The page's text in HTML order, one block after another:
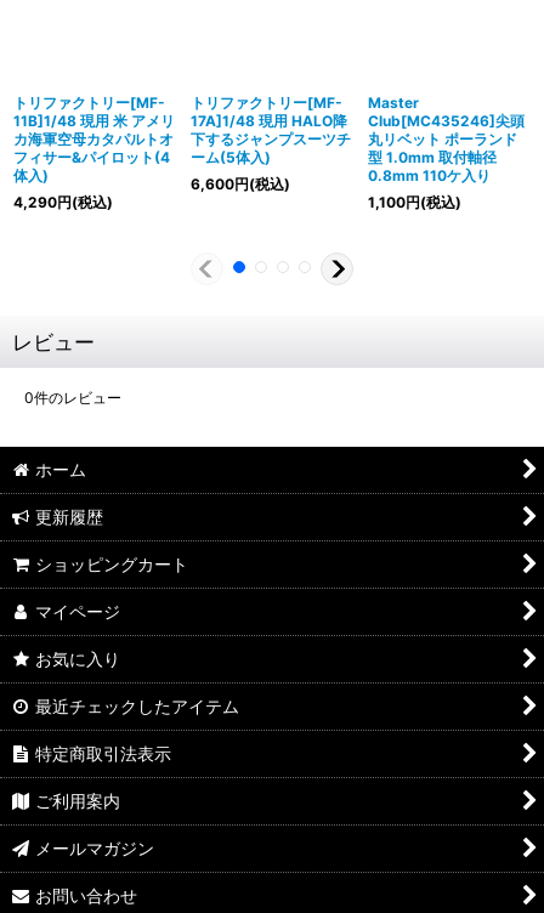
トリファクトリー[MF-
11B]1/48 現用 米 アメリ
カ海軍空母カタパルトオ
フィサー&パイロット(4
体入)
4,290円(税込)
トリファクトリー[MF-
17A]1/48 現用 HALO降
下するジャンプスーツチ
ーム(5体入)
6,600円(税込)
Master
Club[MC435246]尖頭
丸リベット ポーランド
型 1.0mm 取付軸径
0.8mm 110ケ入り
1,100円(税込)
レビュー
0件のレビュー
ホーム
更新履歴
ショッピングカート
マイページ
お気に入り
最近チェックしたアイテム
特定商取引法表示
ご利用案内
メールマガジン
お問い合わせ